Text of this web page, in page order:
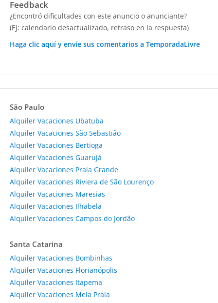
Feedback
¿Encontró dificultades con este anuncio o anunciante?
(Ej: calendario desactualizado, retraso en la respuesta)
Haga clic aquí y envíe sus comentarios a TemporadaLivre
São Paulo
Alquiler Vacaciones Ubatuba
Alquiler Vacaciones São Sebastião
Alquiler Vacaciones Bertioga
Alquiler Vacaciones Guarujá
Alquiler Vacaciones Praia Grande
Alquiler Vacaciones Riviera de São Lourenço
Alquiler Vacaciones Maresias
Alquiler Vacaciones Ilhabela
Alquiler Vacaciones Campos do Jordão
Santa Catarina
Alquiler Vacaciones Bombinhas
Alquiler Vacaciones Florianópolis
Alquiler Vacaciones Itapema
Alquiler Vacaciones Meia Praia